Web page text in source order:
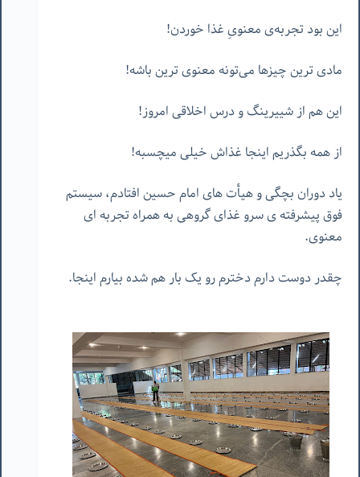
این بود تجربه‌ی معنویِ غذا خوردن!
مادی ترین چیزها می‌تونه معنوی ترین باشه!
این هم از شییرینگ و درس اخلاقی امروز!
از همه بگذریم اینجا غذاش خیلی میچسبه!
یاد دوران بچگی و هیأت های امام حسین افتادم، سیستم
فوق پیشرفته ی سرو غذای گروهی به همراه تجربه ای
معنوی.
چقدردوستدارمدخترمرویکبارهمشدهبیارماینجا.